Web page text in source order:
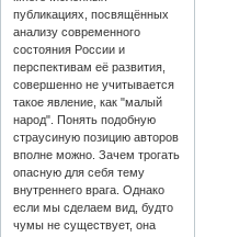
публикациях, посвящённых
анализу современного
состояния России и
перспективам её развития,
совершенно не учитывается
такое явление, как "малый
народ". Понять подобную
страусиную позицию авторов
вполне можно. Зачем трогать
опасную для себя тему
внутреннего врага. Однако
если мы сделаем вид, будто
чумы не существует, она